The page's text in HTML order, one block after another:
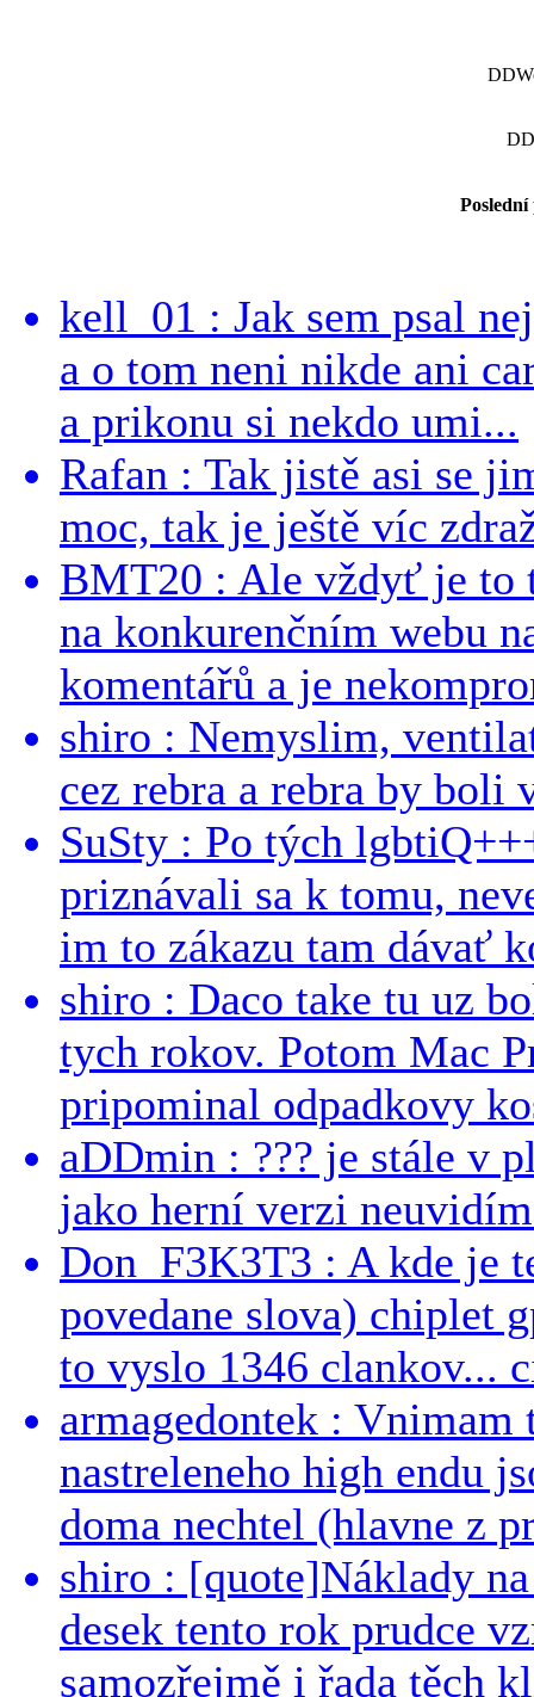
kell_01 : Jak sem psal
a o tom neni nikde ani
a prikonu si nekdo umi...
Rafan : Tak jistě asi se
moc, tak je ještě víc
BMT20 : Ale vždyť je to
na konkurenčním webu
komentářů a je
shiro : Nemyslim,
cez rebra a rebra by boli
SuSty : Po tých
priznávali sa k tomu,
im to zákazu tam dávať
shiro : Daco take tu uz
tych rokov. Potom Mac
pripominal odpadkovy
aDDmin : ??? je stále v
jako herní verzi
Don_F3K3T3 : A kde je
povedane slova) chiplet
to vyslo 1346 clankov...
armagedontek : Vnimam
nastreleneho high endu
doma nechtel (hlavne z
shiro : [quote]Náklady
desek tento rok prudce
samozřejmě i řada těch